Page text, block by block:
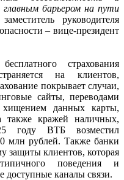
барьером на пути
руководителя
– вице-президент
страхования
на клиентов,
покрывает случаи,
сайты, переводами
данных карты,
также кражей наличных,
году ВТБ возместил
млн рублей. Также банки
защиты клиентов, которая
поведения и
доступные каналы связи.